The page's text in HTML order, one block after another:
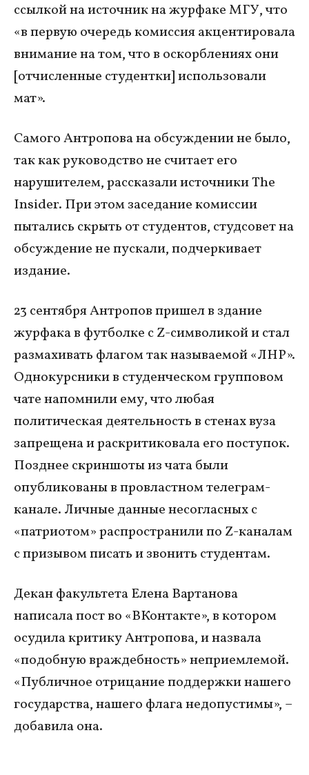
ссылкой на источник на журфаке МГУ, что
«в первую очередь комиссия акцентировала
внимание на том, что в оскорблениях они
[отчисленные студентки] использовали
мат».
Самого Антропова на обсуждении не было,
так как руководство не считает его
нарушителем, рассказали источники The
Insider. При этом заседание комиссии
пытались скрыть от студентов, студсовет на
обсуждение не пускали, подчеркивает
издание.
23 сентября Антропов пришел в здание
журфака в футболке с Z-символикой и стал
размахивать флагом так называемой «ЛНР».
Однокурсники в студенческом групповом
чате напомнили ему, что любая
политическая деятельность в стенах вуза
запрещена и раскритиковала его поступок.
Позднее скриншоты из чата были
опубликованы в провластном телеграм-
канале. Личные данные несогласных с
«патриотом» распространили по Z-каналам
с призывом писать и звонить студентам.
Декан факультета Елена Вартанова
написала пост во «ВКонтакте», в котором
осудила критику Антропова, и назвала
«подобную враждебность» неприемлемой.
«Публичное отрицание поддержки нашего
государства, нашего флага недопустимы», –
добавила она.